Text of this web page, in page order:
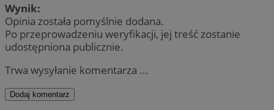
Wynik:
Opinia została pomyślnie dodana.
Po przeprowadzeniu weryfikacji, jej treść zostanie
udostępniona publicznie.
Trwa wysyłanie komentarza ...
Dodaj komentarz